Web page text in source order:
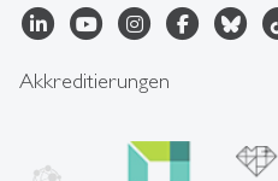
Akkreditierungen